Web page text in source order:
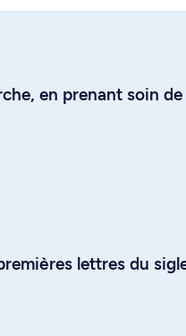
en prenant soin
lettres du